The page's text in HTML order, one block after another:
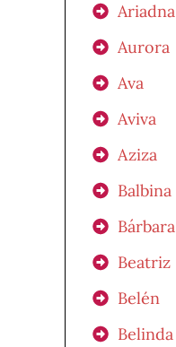
Ariadna
Aurora
Ava
Aviva
Aziza
Balbina
Bárbara
Beatriz
Belén
Belinda